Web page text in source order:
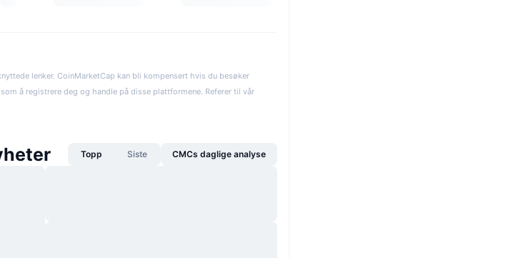
lenker. CoinMarketCap kan bli kompensert hvis du besøker
å registrere deg og handle på disse plattformene. Referer til vår
Topp Siste CMCs daglige analyse